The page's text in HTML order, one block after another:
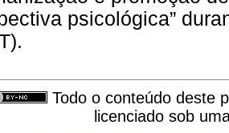
psicológica”
Todo o conteúdo deste
licenciado sob